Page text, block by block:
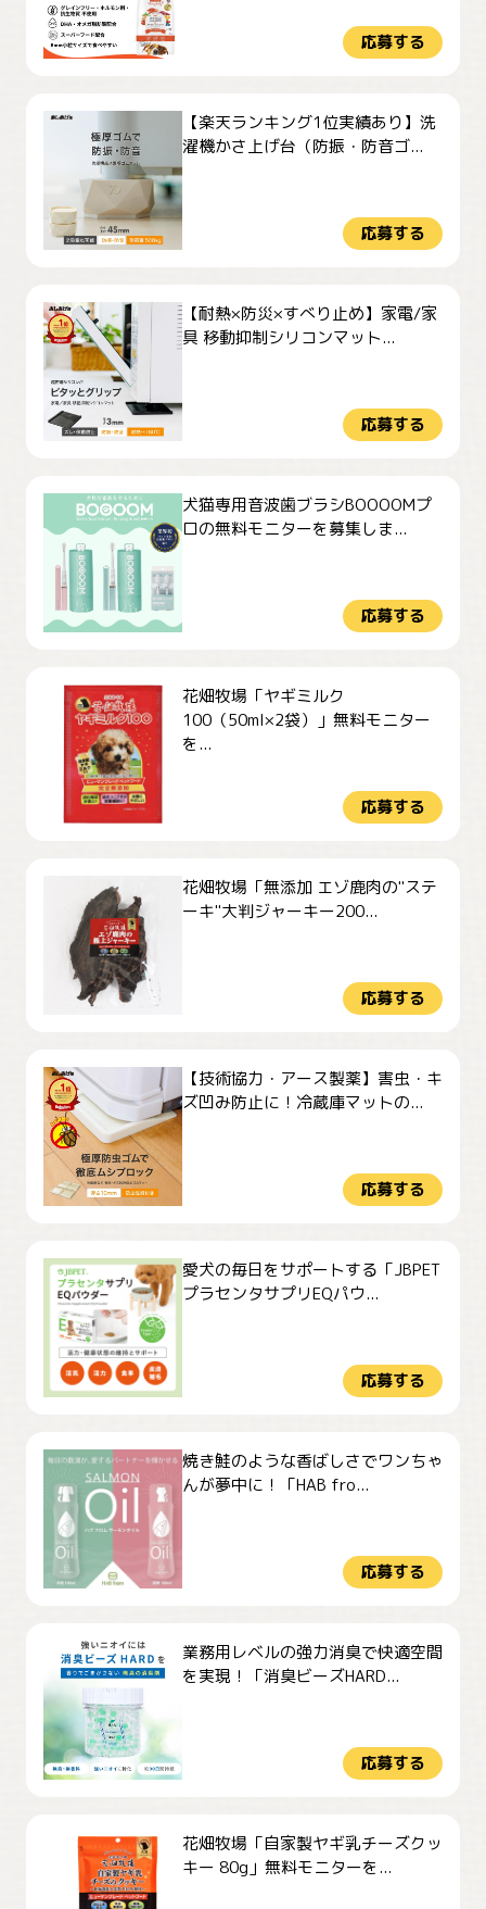
応募する
【楽天ランキング1位実績あり】洗
濯機かさ上げ台（防振・防音ゴ...
応募する
【耐熱×防災×すべり止め】家電/家
具 移動抑制シリコンマット...
応募する
犬猫専用音波歯ブラシBOOOOMプ
ロの無料モニターを募集しま...
応募する
花畑牧場「ヤギミルク
100（50ml×2袋）」無料モニター
を...
応募する
花畑牧場「無添加 エゾ鹿肉の"ステ
ーキ"大判ジャーキー200...
応募する
【技術協力・アース製薬】害虫・キ
ズ凹み防止に！冷蔵庫マットの...
応募する
愛犬の毎日をサポートする「JBPET
プラセンタサプリEQパウ...
応募する
焼き鮭のような香ばしさでワンちゃ
んが夢中に！「HAB fro...
応募する
業務用レベルの強力消臭で快適空間
を実現！「消臭ビーズHARD...
応募する
花畑牧場「自家製ヤギ乳チーズクッ
キー 80g」無料モニターを...